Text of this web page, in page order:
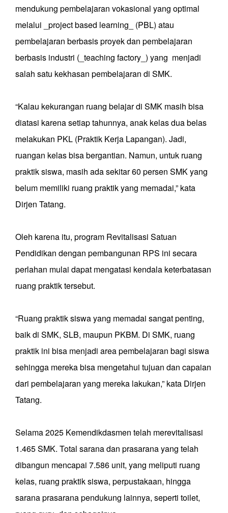
mendukung pembelajaran vokasional yang optimal
melalui _project based learning_ (PBL) atau
pembelajaran berbasis proyek dan pembelajaran
berbasis industri (_teaching factory_) yang menjadi
salah satu kekhasan pembelajaran di SMK.
“Kalau kekurangan ruang belajar di SMK masih bisa
diatasi karena setiap tahunnya, anak kelas dua belas
melakukan PKL (Praktik Kerja Lapangan). Jadi,
ruangan kelas bisa bergantian. Namun, untuk ruang
praktik siswa, masih ada sekitar 60 persen SMK yang
belum memiliki ruang praktik yang memadai,” kata
Dirjen Tatang.
Oleh karena itu, program Revitalisasi Satuan
Pendidikan dengan pembangunan RPS ini secara
perlahan mulai dapat mengatasi kendala keterbatasan
ruang praktik tersebut.
“Ruang praktik siswa yang memadai sangat penting,
baik di SMK, SLB, maupun PKBM. Di SMK, ruang
praktik ini bisa menjadi area pembelajaran bagi siswa
sehingga mereka bisa mengetahui tujuan dan capaian
dari pembelajaran yang mereka lakukan,” kata Dirjen
Tatang.
Selama 2025 Kemendikdasmen telah merevitalisasi
1.465 SMK. Total sarana dan prasarana yang telah
dibangun mencapai 7.586 unit, yang meliputi ruang
kelas, ruang praktik siswa, perpustakaan, hingga
sarana prasarana pendukung lainnya, seperti toilet,